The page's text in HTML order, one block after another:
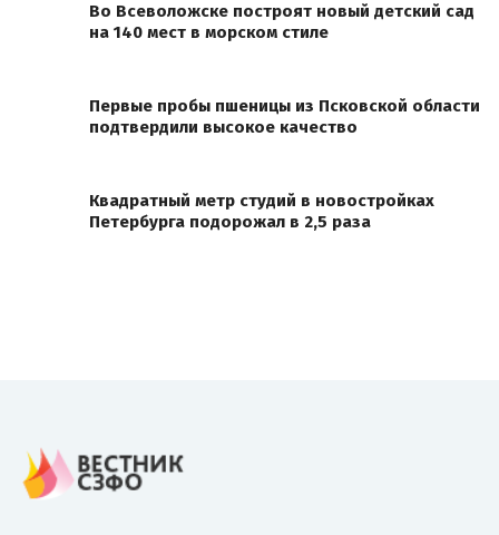
Во Всеволожске построят новый детский сад
на 140 мест в морском стиле
Первые пробы пшеницы из Псковской области
подтвердили высокое качество
Квадратный метр студий в новостройках
Петербурга подорожал в 2,5 раза